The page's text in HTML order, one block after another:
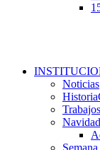
Noticias
Navidad